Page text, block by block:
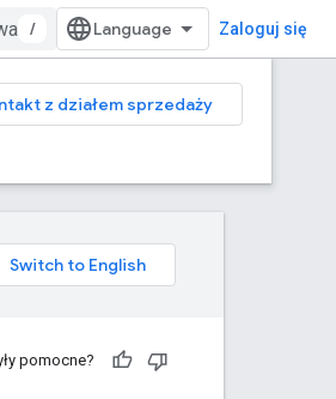
/ Zaloguj się
z działem sprzedaży
pomocne?